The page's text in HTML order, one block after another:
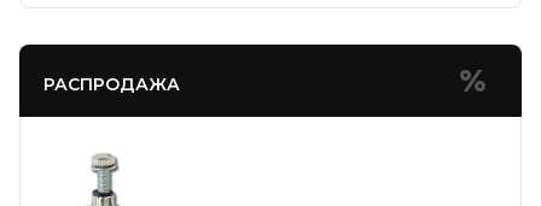
РАСПРОДАЖА